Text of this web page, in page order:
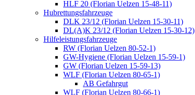
HLF 20 (Florian Uelzen 15-48-11)
Hubrettungsfahrzeuge
DLK 23/12 (Florian Uelzen 15-30-11)
DL(A)K 23/12 (Florian Uelzen 15-30-12)
Hilfeleistungsfahrzeuge
RW (Florian Uelzen 80-52-1)
GW-Hygiene (Florian Uelzen 15-59-1)
GW (Florian Uelzen 15-59-13)
WLF (Florian Uelzen 80-65-1)
AB Gefahrgut
WLF (Florian Uelzen 80-66-1)